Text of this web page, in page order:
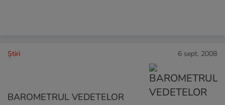
Ştiri 6 sept. 2008
BAROMETRUL VEDETELOR